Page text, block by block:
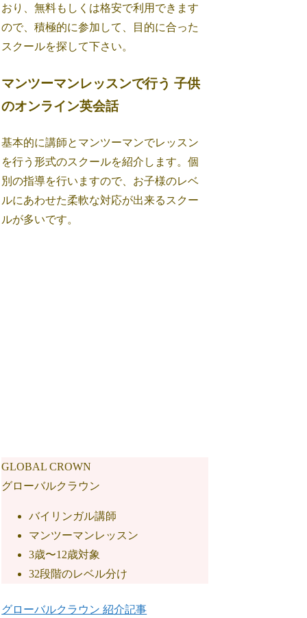
おり、無料もしくは格安で利用できます
ので、積極的に参加して、目的に合った
スクールを探して下さい。
マンツーマンレッスンで行う 子供
のオンライン英会話
基本的に講師とマンツーマンでレッスン
を行う形式のスクールを紹介します。個
別の指導を行いますので、お子様のレベ
ルにあわせた柔軟な対応が出来るスクー
ルが多いです。
GLOBAL CROWN
グローバルクラウン
バイリンガル講師
マンツーマンレッスン
3歳〜12歳対象
32段階のレベル分け
グローバルクラウン 紹介記事